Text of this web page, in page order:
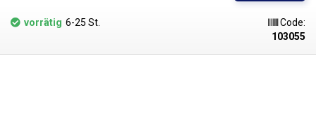
vorrätig 6-25 St.
Code:
103055